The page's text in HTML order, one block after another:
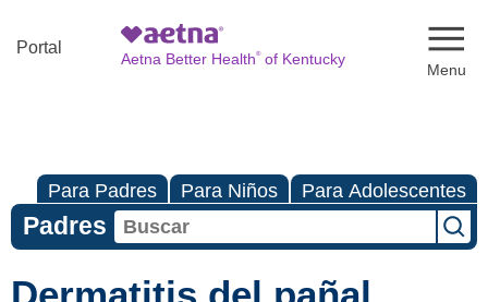
Portal
Aetna Better Health®of Kentucky
Para Padres Para Niños Para Adolescentes
Padres